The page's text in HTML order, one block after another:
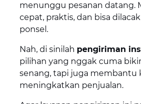
menunggu pesanan datang.
cepat, praktis, dan bisa
ponsel.
Nah, di sinilah pengiriman
pilihan yang nggak cuma
senang, tapi juga membantu
meningkatkan penjualan.